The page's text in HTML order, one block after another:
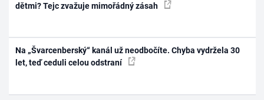
dětmi? Tejc zvažuje mimořádný zásah
Na „Švarcenberský“ kanál už neodbočíte. Chyba vydržela 30
let, teď ceduli celou odstraní